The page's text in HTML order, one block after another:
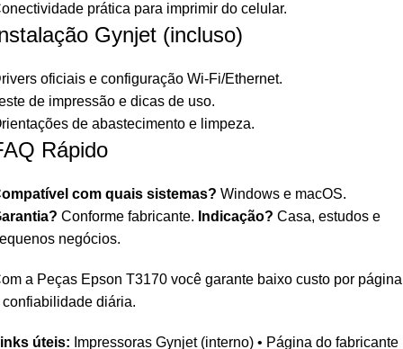
prática para imprimir do celular.
Gynjet (incluso)
oficiais e configuração Wi-Fi/Ethernet.
de impressão e dicas de uso.
de abastecimento e limpeza.
Rápido
com quais sistemas? Windows e macOS.
Conforme fabricante. Indicação? Casa, estudos e
negócios.
a Peças Epson T3170 você garante baixo custo por página
confiabilidade diária.
úteis: Impressoras Gynjet(interno) • Página do fabricante